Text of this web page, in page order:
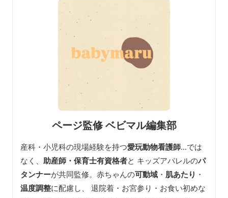
ページ監修 ベビマル編集部
産科・小児科の現場経験を持つ愛玩動物看護師…では
なく、 助産師・保育士有資格者と キッズアパレルのパ
タンナーが共同監修。赤ちゃんの可動域 ・ 肌あたり ・
温度調整に配慮し、 退院着・お宮参り・お食い初めな